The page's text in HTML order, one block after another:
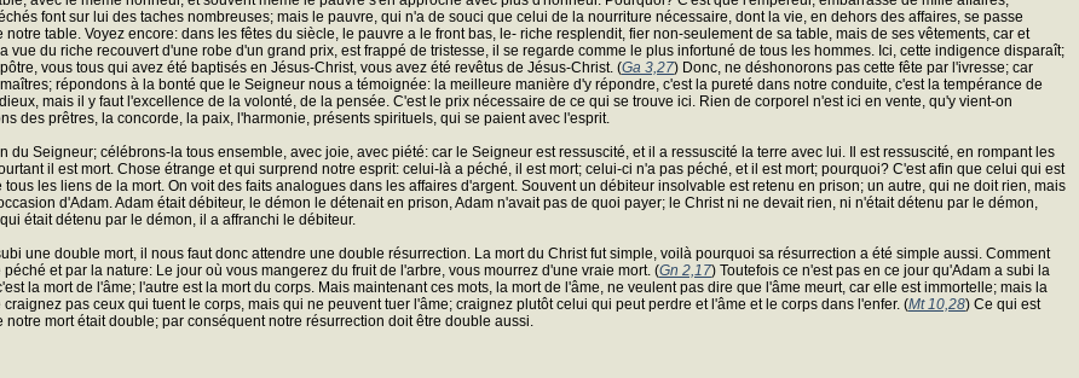
font sur lui des taches nombreuses; mais le pauvre, qui n'a de souci que celui de la nourriture nécessaire, dont la vie, en dehors des affaires, se passe
table. Voyez encore: dans les fêtes du siècle, le pauvre a le front bas, le- riche resplendit, fier non-seulement de sa table, mais de ses vêtements, car et
du riche recouvert d'une robe d'un grand prix, est frappé de tristesse, il se regarde comme le plus infortuné de tous les hommes. Ici, cette indigence disparaît;
vous tous qui avez été baptisés en Jésus-Christ, vous avez été revêtus de Jésus-Christ. (Ga 3,27) Donc, ne déshonorons pas cette fête par l'ivresse; car
répondons à la bonté que le Seigneur nous a témoignée: la meilleure manière d'y répondre, c'est la pureté dans notre conduite, c'est la tempérance de
mais il y faut l'excellence de la volonté, de la pensée. C'est le prix nécessaire de ce qui se trouve ici. Rien de corporel n'est ici en vente, qu'y vient-on
des prêtres, la concorde, la paix, l'harmonie, présents spirituels, qui se paient avec l'esprit.
Seigneur; célébrons-la tous ensemble, avec joie, avec piété: car le Seigneur est ressuscité, et il a ressuscité la terre avec lui. Il est ressuscité, en rompant les
il est mort. Chose étrange et qui surprend notre esprit: celui-là a péché, il est mort; celui-ci n'a pas péché, et il est mort; pourquoi? C'est afin que celui qui est
les liens de la mort. On voit des faits analogues dans les affaires d'argent. Souvent un débiteur insolvable est retenu en prison; un autre, qui ne doit rien, mais
d'Adam. Adam était débiteur, le démon le détenait en prison, Adam n'avait pas de quoi payer; le Christ ni ne devait rien, ni n'était détenu par le démon,
était détenu par le démon, il a affranchi le débiteur.
une double mort, il nous faut donc attendre une double résurrection. La mort du Christ fut simple, voilà pourquoi sa résurrection a été simple aussi. Comment
et par la nature: Le jour où vous mangerez du fruit de l'arbre, vous mourrez d'une vraie mort. (Gn 2,17) Toutefois ce n'est pas en ce jour qu'Adam a subi la
la mort de l'âme; l'autre est la mort du corps. Mais maintenant ces mots, la mort de l'âme, ne veulent pas dire que l'âme meurt, car elle est immortelle; mais la
pas ceux qui tuent le corps, mais qui ne peuvent tuer l'âme; craignez plutôt celui qui peut perdre et l'âme et le corps dans l'enfer. (Mt 10,28) Ce qui est
mort était double; par conséquent notre résurrection doit être double aussi.